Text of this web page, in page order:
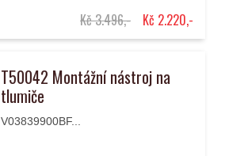
Kč 3.496,- Kč 2.220,-
T50042 Montážní nástroj na
tlumiče
V03839900BF...